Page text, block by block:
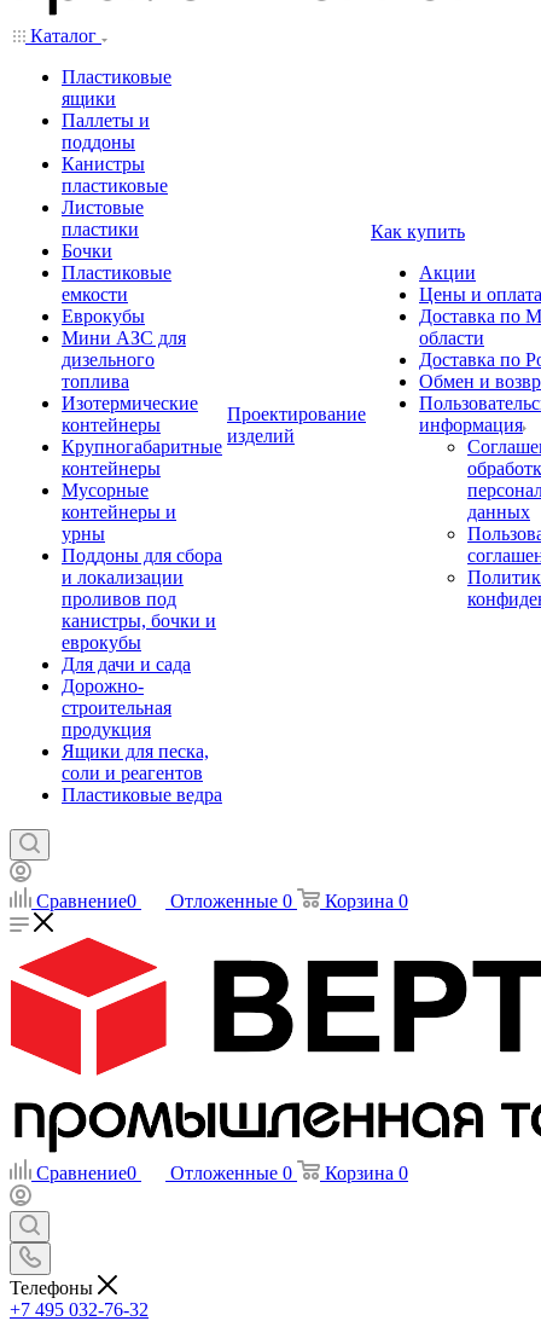
Каталог
Пластиковые
ящики
Паллеты и
поддоны
Канистры
пластиковые
Листовые
пластики
Бочки
Пластиковые
емкости
Еврокубы
Мини АЗС для
дизельного
топлива
Изотермические
контейнеры
Крупногабаритные
контейнеры
Мусорные
контейнеры и
урны
Поддоны для сбора
и локализации
проливов под
канистры, бочки и
еврокубы
Для дачи и сада
Дорожно-
строительная
продукция
Ящики для песка,
соли и реагентов
Пластиковые ведра
Проектирование
изделий
Как купить
Акции
Цены и оплата
Доставка по
области
Доставка по
Обмен и
информация
данных
Сравнение0 Отложенные 0 Корзина 0
Сравнение0 Отложенные 0 Корзина 0
Телефоны
+7 495 032-76-32